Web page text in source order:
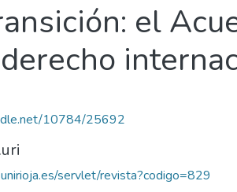
el
10784/25692
servlet/revista?codigo=829